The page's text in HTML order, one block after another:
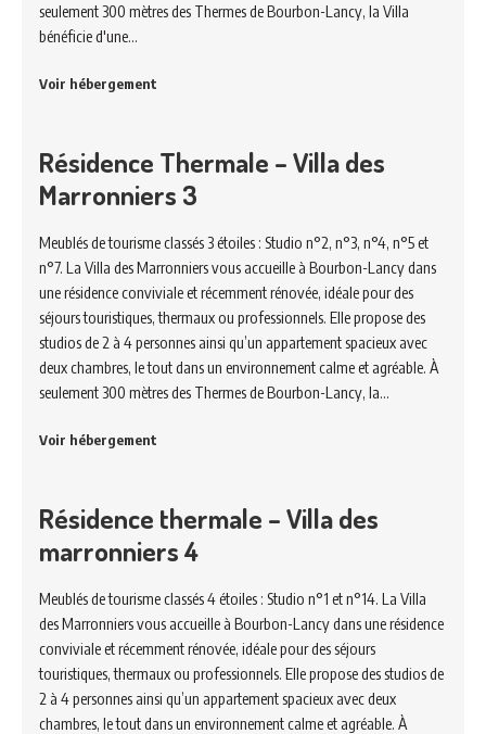
seulement 300 mètres des Thermes de Bourbon-Lancy, la Villa
bénéficie d'une…
Voir hébergement
Résidence Thermale – Villa des
Marronniers 3
Meublés de tourisme classés 3 étoiles : Studio n°2, n°3, n°4, n°5 et
n°7. La Villa des Marronniers vous accueille à Bourbon-Lancy dans
une résidence conviviale et récemment rénovée, idéale pour des
séjours touristiques, thermaux ou professionnels. Elle propose des
studios de 2 à 4 personnes ainsi qu’un appartement spacieux avec
deux chambres, le tout dans un environnement calme et agréable. À
seulement 300 mètres des Thermes de Bourbon-Lancy, la…
Voir hébergement
Résidence thermale – Villa des
marronniers 4
Meublés de tourisme classés 4 étoiles : Studio n°1 et n°14. La Villa
des Marronniers vous accueille à Bourbon-Lancy dans une résidence
conviviale et récemment rénovée, idéale pour des séjours
touristiques, thermaux ou professionnels. Elle propose des studios de
2 à 4 personnes ainsi qu’un appartement spacieux avec deux
chambres, le tout dans un environnement calme et agréable. À